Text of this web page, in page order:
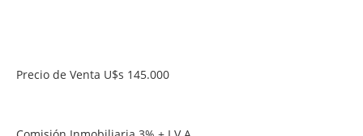
Precio de Venta U$s 145.000